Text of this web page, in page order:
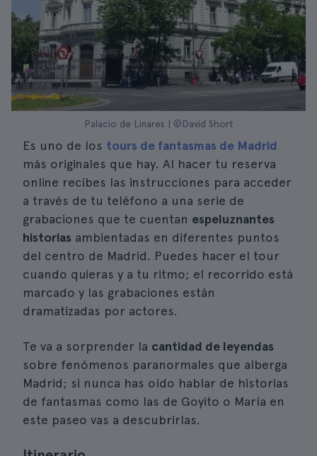
Palacio de Linares | ©David Short
Es uno de los tours de fantasmas de Madrid
más originales que hay. Al hacer tu reserva
online recibes las instrucciones para acceder
a través de tu teléfono a una serie de
grabaciones que te cuentan espeluznantes
historias ambientadas en diferentes puntos
del centro de Madrid. Puedes hacer el tour
cuando quieras y a tu ritmo; el recorrido está
marcado y las grabaciones están
dramatizadas por actores.
Te va a sorprender la cantidad de leyendas
sobre fenómenos paranormales que alberga
Madrid; si nunca has oído hablar de historias
de fantasmas como las de Goyito o María en
este paseo vas a descubrirlas.